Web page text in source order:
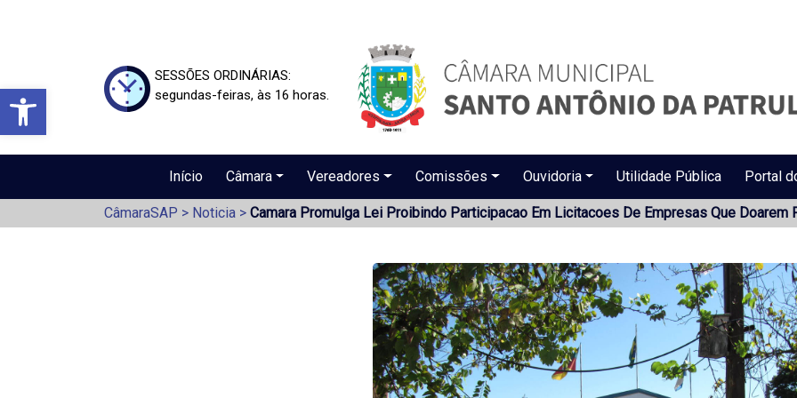
Barra de Ferramentas Aberta
SESSÕES ORDINÁRIAS:
segundas-feiras, às 16 horas.
Início Câmara Vereadores Comissões Ouvidoria Utilidade Pública Portal
CâmaraSAP > Noticia > Camara Promulga Lei Proibindo Participacao Em Licitacoes De Empresas Que Doarem